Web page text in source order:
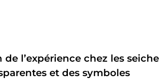
l’expérience chez les
et des symboles